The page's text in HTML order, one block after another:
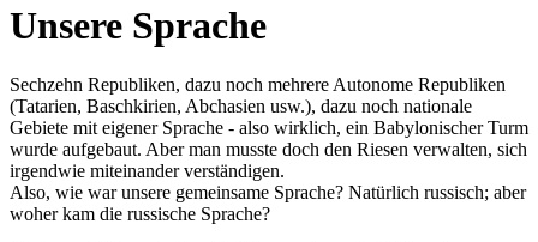
Unsere Sprache
Sechzehn Republiken, dazu noch mehrere Autonome Republiken
(Tatarien, Baschkirien, Abchasien usw.), dazu noch nationale
Gebiete mit eigener Sprache - also wirklich, ein Babylonischer Turm
wurde aufgebaut. Aber man musste doch den Riesen verwalten, sich
irgendwie miteinander verständigen.
Also, wie war unsere gemeinsame Sprache? Natürlich russisch; aber
woher kam die russische Sprache?